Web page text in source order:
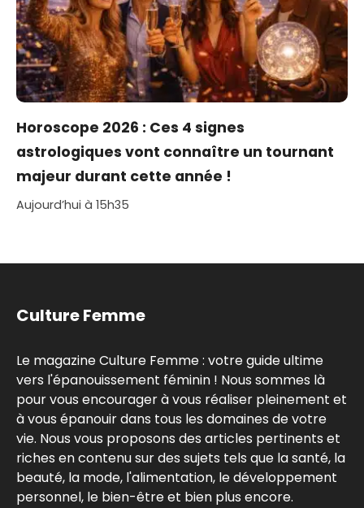
Horoscope 2026 : Ces 4 signes
astrologiques vont connaître un tournant
majeur durant cette année !
Aujourd’hui à 15h35
Culture Femme
Le magazine Culture Femme : votre guide ultime
vers l'épanouissement féminin ! Nous sommes là
pour vous encourager à vous réaliser pleinement et
à vous épanouir dans tous les domaines de votre
vie. Nous vous proposons des articles pertinents et
riches en contenu sur des sujets tels que la santé, la
beauté, la mode, l'alimentation, le développement
personnel, le bien-être et bien plus encore.